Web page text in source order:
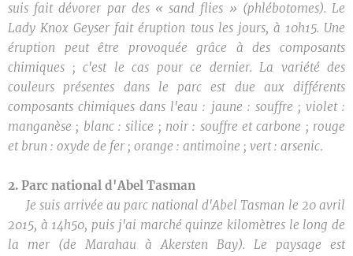
suis fait dévorer par des « sand flies » (phlébotomes). Le
Lady Knox Geyser fait éruption tous les jours, à 10h15. Une
éruption peut être provoquée grâce à des composants
chimiques ; c'est le cas pour ce dernier. La variété des
couleurs présentes dans le parc est due aux différents
composants chimiques dans l'eau : jaune : souffre ; violet :
manganèse ; blanc : silice ; noir : souffre et carbone ; rouge
et brun : oxyde de fer ; orange : antimoine ; vert : arsenic.
2. Parc national d'Abel Tasman
Je suis arrivée au parc national d'Abel Tasman le 20 avril
2015, à 14h50, puis j'ai marché quinze kilomètres le long de
la mer (de Marahau à Akersten Bay). Le paysage est